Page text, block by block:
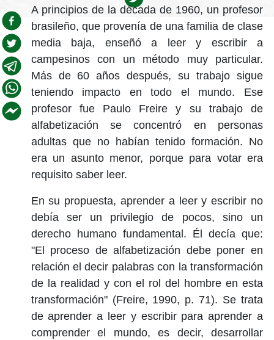
A principios de la década de 1960, un profesor
brasileño, que provenía de una familia de clase
media baja, enseñó a leer y escribir a
campesinos con un método muy particular.
Más de 60 años después, su trabajo sigue
teniendo impacto en todo el mundo. Ese
profesor fue Paulo Freire y su trabajo de
alfabetización se concentró en personas
adultas que no habían tenido formación. No
era un asunto menor, porque para votar era
requisito saber leer.
En su propuesta, aprender a leer y escribir no
debía ser un privilegio de pocos, sino un
derecho humano fundamental. Él decía que:
"El proceso de alfabetización debe poner en
relación el decir palabras con la transformación
de la realidad y con el rol del hombre en esta
transformación" (Freire, 1990, p. 71). Se trata
de aprender a leer y escribir para aprender a
comprender el mundo, es decir, desarrollar